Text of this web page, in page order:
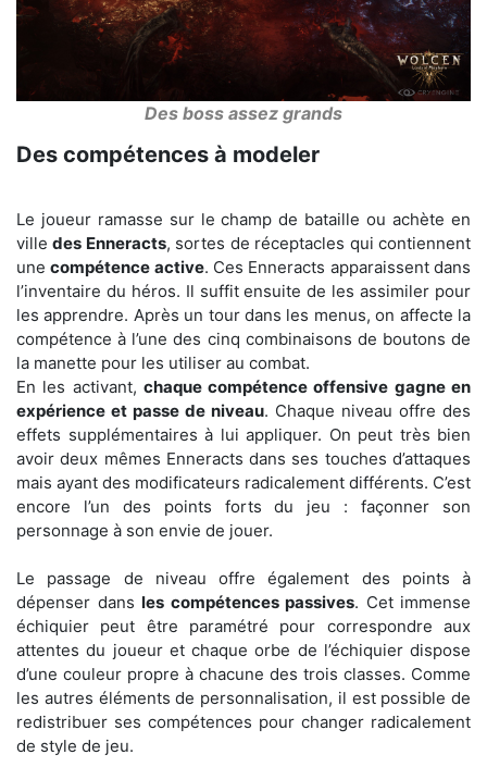
Des boss assez grands
Des compétences à modeler
Le joueur ramasse sur le champ de bataille ou achète en
villedes Enneracts, sortes de réceptacles qui contiennent
unecompétence active. Ces Enneracts apparaissent dans
l’inventaire du héros. Il suffit ensuite de les assimiler pour
les apprendre. Après un tour dans les menus, on affecte la
compétence à l’une des cinq combinaisons de boutons de
la manette pour les utiliser au combat.
En les activant, chaque compétence offensive gagne en
expérience et passe de niveau. Chaque niveau offre des
effets supplémentaires à lui appliquer. On peut très bien
avoir deux mêmes Enneracts dans ses touches d’attaques
mais ayant des modificateurs radicalement différents. C’est
encore l’un des points forts du jeu : façonner son
personnage à son envie de jouer.
Le passage de niveau offre également des points à
dépenser dans les compétences passives. Cet immense
échiquier peut être paramétré pour correspondre aux
attentes du joueur et chaque orbe de l’échiquier dispose
d’une couleur propre à chacune des trois classes. Comme
les autres éléments de personnalisation, il est possible de
redistribuer ses compétences pour changer radicalement
de style de jeu.